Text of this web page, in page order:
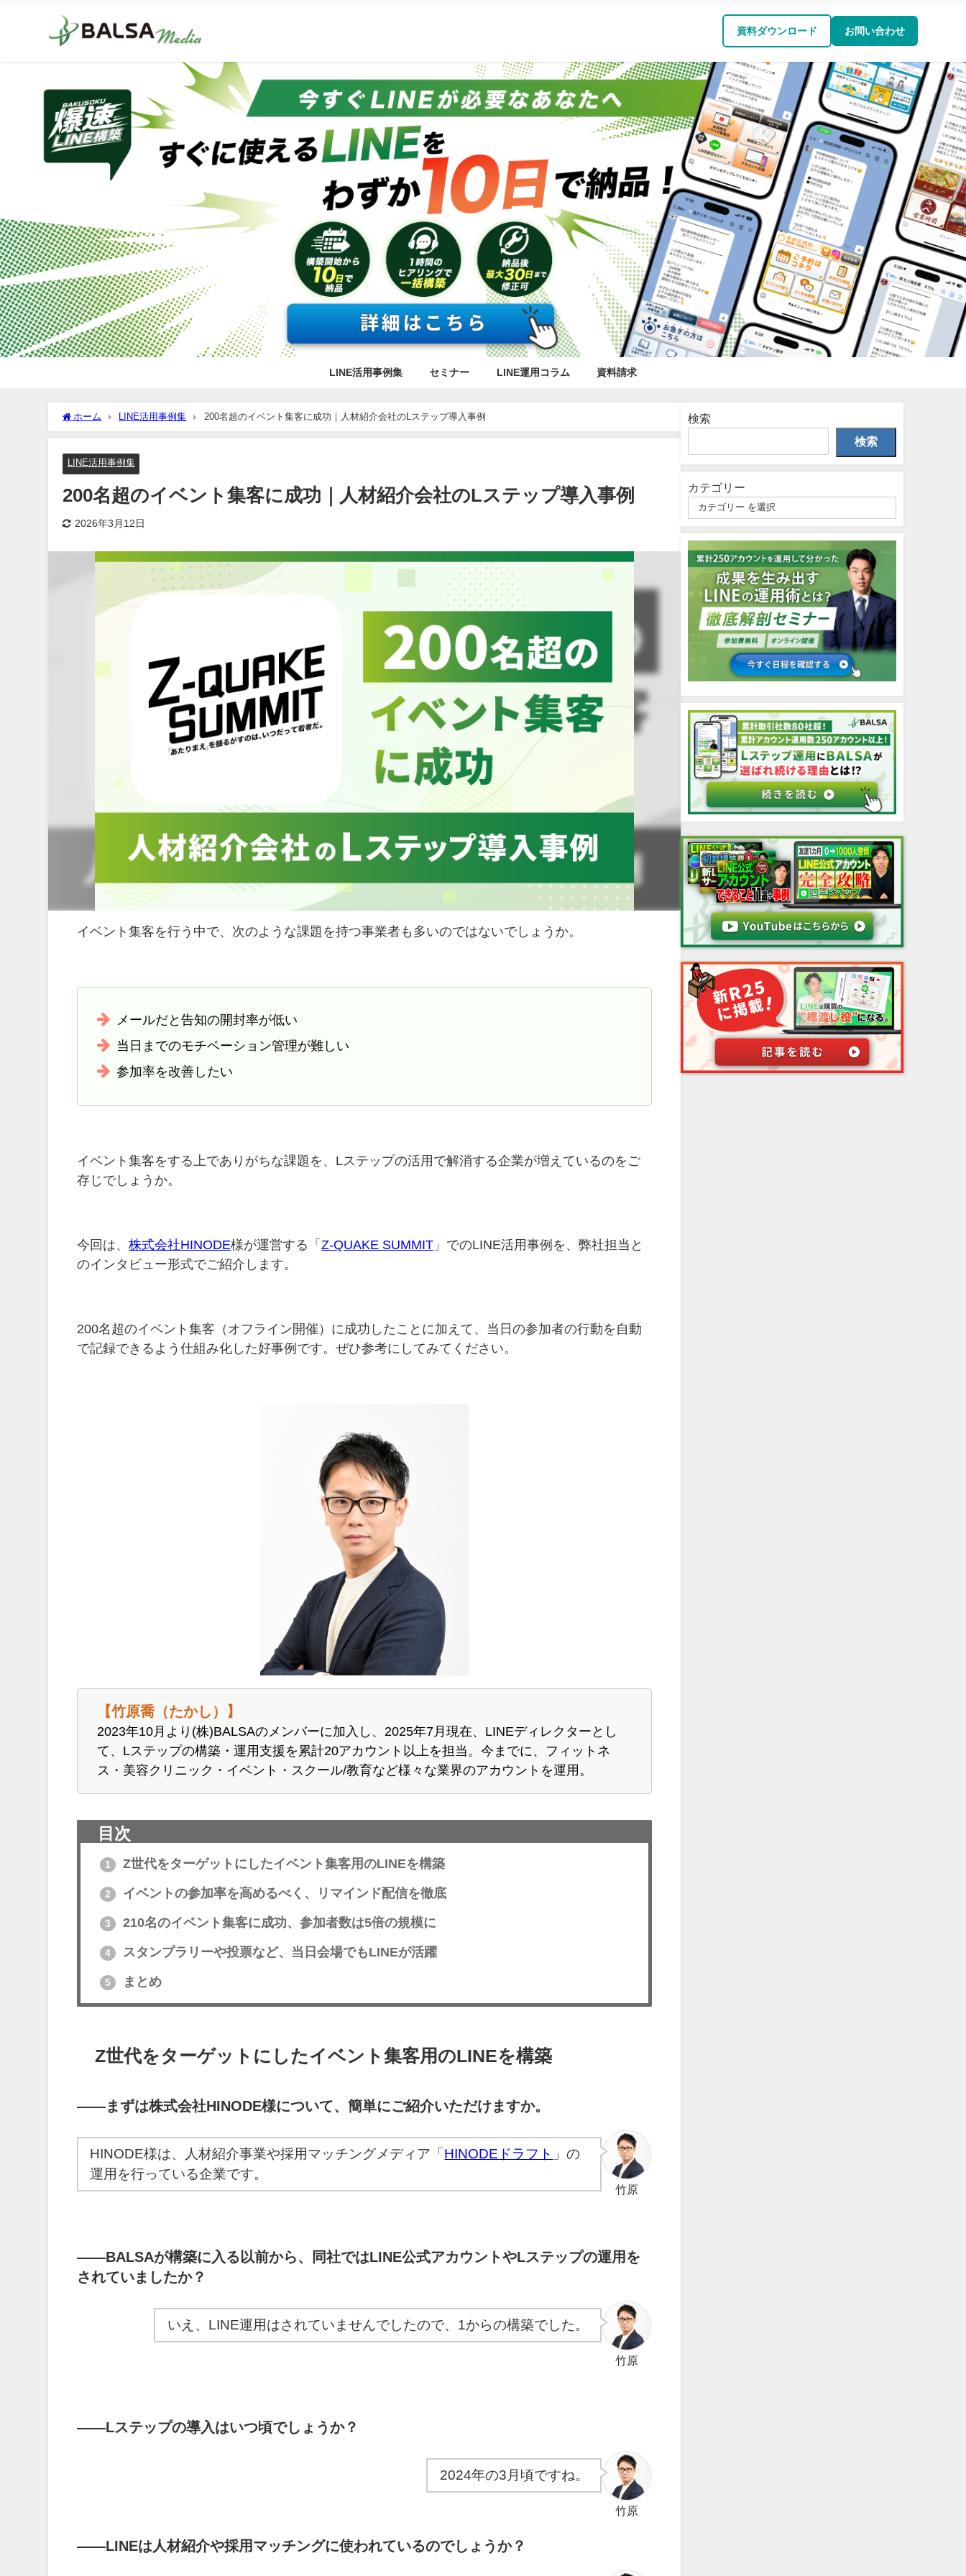
資料ダウンロード お問い合わせ
LINE活用事例集 セミナー LINE運用コラム 資料請求
ホーム LINE活用事例集 200名超のイベント集客に成功｜人材紹介会社のLステップ導入事例
LINE活用事例集
200名超のイベント集客に成功｜人材紹介会社のLステップ導入事例
2026年3月12日
イベント集客を行う中で、次のような課題を持つ事業者も多いのではないでしょうか。
メールだと告知の開封率が低い
当日までのモチベーション管理が難しい
参加率を改善したい
イベント集客をする上でありがちな課題を、Lステップの活用で解消する企業が増えているのをご
存じでしょうか。
今回は、株式会社HINODE様が運営する「 Z-QUAKE SUMMIT 」でのLINE活用事例を、弊社担当と
のインタビュー形式でご紹介します。
200名超のイベント集客（オフライン開催）に成功したことに加えて、当日の参加者の行動を自動
で記録できるよう仕組み化した好事例です。ぜひ参考にしてみてください。
【竹原喬（たかし）】
2023年10月より(株)BALSAのメンバーに加入し、2025年7月現在、LINEディレクターとし
て、Lステップの構築・運用支援を累計20アカウント以上を担当。今までに、フィットネ
ス・美容クリニック・イベント・スクール/教育など様々な業界のアカウントを運用。
目次
1 Z世代をターゲットにしたイベント集客用のLINEを構築
2 イベントの参加率を高めるべく、リマインド配信を徹底
3 210名のイベント集客に成功、参加者数は5倍の規模に
4 スタンプラリーや投票など、当日会場でもLINEが活躍
5 まとめ
Z世代をターゲットにしたイベント集客用のLINEを構築
―― まずは株式会社HINODE様について、簡単にご紹介いただけますか。
竹原
HINODE様は、人材紹介事業や採用マッチングメディア「 HINODEドラフト 」の
運用を行っている企業です。
――BALSAが構築に入る以前から、同社ではLINE公式アカウントやLステップの運用を
されていましたか？
竹原
いえ、LINE運用はされていませんでしたので、1からの構築でした。
―― Lステップの導入はいつ頃でしょうか？
竹原
2024年の3月頃ですね。
――LINEは人材紹介や採用マッチングに使われているのでしょうか？
検索
検索
カテゴリー